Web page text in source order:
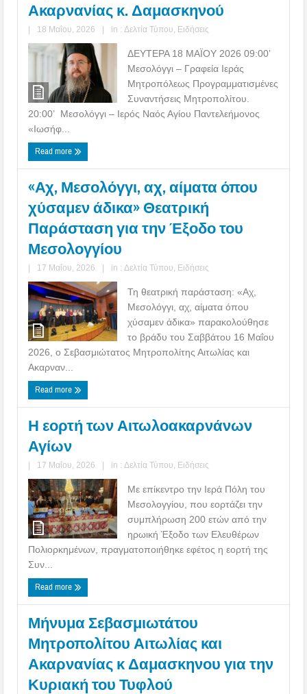
Ακαρνανίας κ. Δαμασκηνού
| 18 Μαΐου, 2026 | in : Δελτία Τύπου Ειδήσεις
ΔΕΥΤΕΡΑ 18 ΜΑΪΟΥ 2026 09:00’
Μεσολόγγι – Γραφεία Ιεράς
Μητροπόλεως Προγραμματισμένες
Συναντήσεις Μητροπολίτου.
20:00’ Μεσολόγγι – Ιερός Ναός Αγίου Παντελεήμονος
«Ιωσήφ...
Read more
«Αχ, Μεσολόγγι, αχ, αίματα όπου
χύσαμεν άδικα» Θεατρική
Παράσταση για την Έξοδο του
Μεσολογγίου
| 17 Μαΐου, 2026 | in : Δελτία Τύπου Ειδήσεις
Τη θεατρική παράσταση: «Αχ,
Μεσολόγγι, αχ, αίματα όπου
χύσαμεν άδικα» παρακολούθησε
το βράδυ του Σαββάτου 16 Μαΐου
2026, ο Σεβασμιώτατος Μητροπολίτης Αιτωλίας και
Ακαρναν...
Read more
Η εορτή των Αιτωλοακαρνάνων
Αγίων
| 17 Μαΐου, 2026 | in : Δελτία Τύπου Ειδήσεις
Με επίκεντρο την Ιερά Πόλη του
Μεσολογγίου, που εορτάζει την
συμπλήρωση 200 ετών από την
ηρωική Έξοδο των Ελευθέρων
Πολιορκημένων, πραγματοποιήθηκε εφέτος η εορτή της
Συν...
Read more
Μήνυμα Σεβασμιωτάτου
Μητροπολίτου Αιτωλίας και
Ακαρνανίας κ Δαμασκηνου για την
Κυριακή του Τυφλού